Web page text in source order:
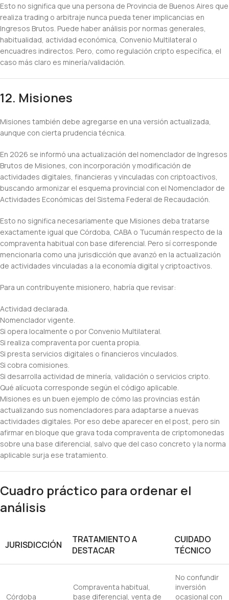
Esto no significa que una persona de Provincia de Buenos Aires que
realiza trading o arbitraje nunca pueda tener implicancias en
Ingresos Brutos. Puede haber análisis por normas generales,
habitualidad, actividad económica, Convenio Multilateral o
encuadres indirectos. Pero, como regulación cripto específica, el
caso más claro es minería/validación.
12. Misiones
Misiones también debe agregarse en una versión actualizada,
aunque con cierta prudencia técnica.
En 2026 se informó una actualización del nomenclador de Ingresos
Brutos de Misiones, con incorporación y modificación de
actividades digitales, financieras y vinculadas con criptoactivos,
buscando armonizar el esquema provincial con el Nomenclador de
Actividades Económicas del Sistema Federal de Recaudación.
Esto no significa necesariamente que Misiones deba tratarse
exactamente igual que Córdoba, CABA o Tucumán respecto de la
compraventa habitual con base diferencial. Pero sí corresponde
mencionarla como una jurisdicción que avanzó en la actualización
de actividades vinculadas a la economía digital y criptoactivos.
Para un contribuyente misionero, habría que revisar:
Actividad declarada.
Nomenclador vigente.
Si opera localmente o por Convenio Multilateral.
Si realiza compraventa por cuenta propia.
Si presta servicios digitales o financieros vinculados.
Si cobra comisiones.
Si desarrolla actividad de minería, validación o servicios cripto.
Qué alícuota corresponde según el código aplicable.
Misiones es un buen ejemplo de cómo las provincias están
actualizando sus nomencladores para adaptarse a nuevas
actividades digitales. Por eso debe aparecer en el post, pero sin
afirmar en bloque que grava toda compraventa de criptomonedas
sobre una base diferencial, salvo que del caso concreto y la norma
aplicable surja ese tratamiento.
Cuadro práctico para ordenar el
análisis
JURISDICCIÓN
TRATAMIENTO A
DESTACAR
CUIDADO
TÉCNICO
Córdoba
Compraventa habitual,
base diferencial, venta de
No confundir
inversión
ocasional con